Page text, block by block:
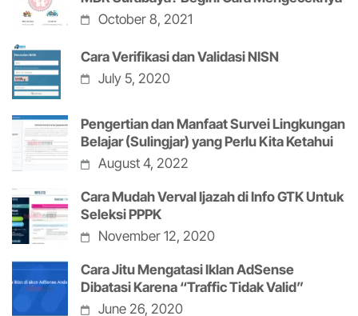
October 8, 2021
Cara Verifikasi dan Validasi NISN
July 5, 2020
Pengertian dan Manfaat Survei Lingkungan
Belajar (Sulingjar) yang Perlu Kita Ketahui
August 4, 2022
Cara Mudah Verval Ijazah di Info GTK Untuk
Seleksi PPPK
November 12, 2020
Cara Jitu Mengatasi Iklan AdSense
Dibatasi Karena “Traffic Tidak Valid”
June 26, 2020